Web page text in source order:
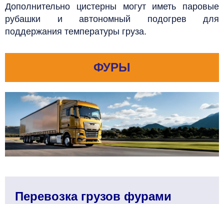
Дополнительно цистерны могут иметь паровые
рубашки и автономный подогрев для
поддержания температуры груза.
ФУРЫ
Перевозка грузов фурами